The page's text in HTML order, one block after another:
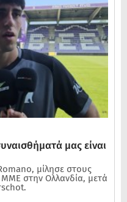
μας είναι
μίλησε στους
στην Ολλανδία, μετά